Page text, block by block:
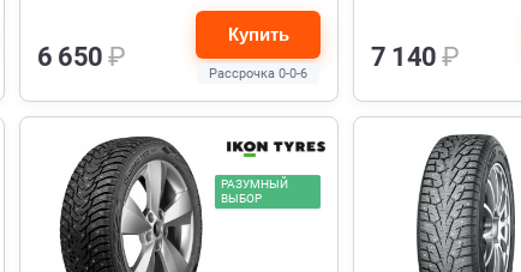
6 650₽
Купить
Рассрочка 0-0-6
7 140₽
РАЗУМНЫЙ
ВЫБОР